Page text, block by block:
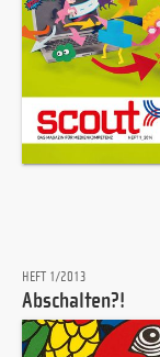
HEFT 1/2013
Abschalten?!